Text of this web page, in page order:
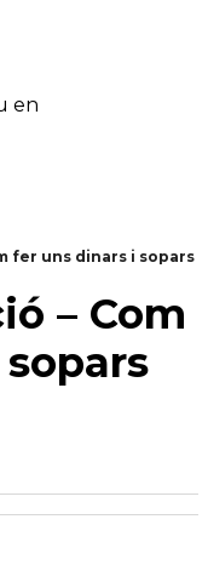
fer uns dinars i sopars
– Com